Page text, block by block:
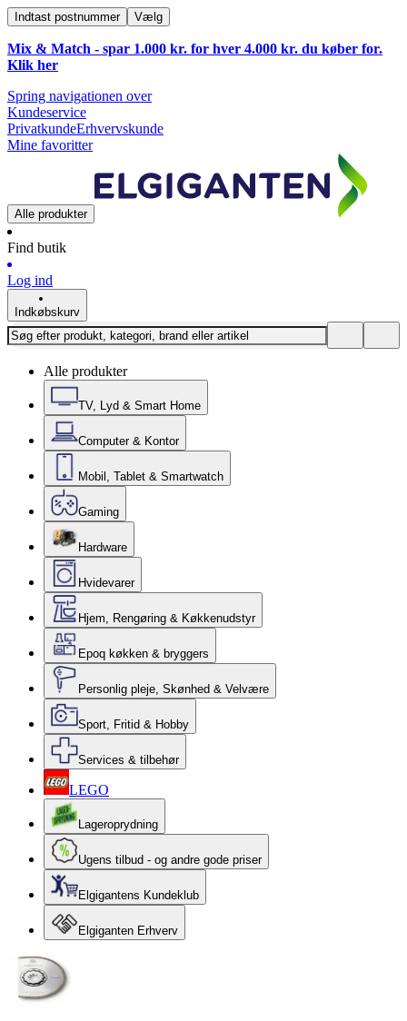
Indtast postnummer Vælg
Mix & Match - spar 1.000 kr. for hver 4.000 kr. du køber for.
Klik her
Spring navigationen over
Kundeservice
PrivatkundeErhvervskunde
Mine favoritter
Alle produkter
Find butik
Log ind
Indkøbskurv
Alle produkter
TV, Lyd & Smart Home
Computer & Kontor
Mobil, Tablet & Smartwatch
Gaming
Hardware
Hvidevarer
Hjem, Rengøring & Køkkenudstyr
Epoq køkken & bryggers
Personlig pleje, Skønhed & Velvære
Sport, Fritid & Hobby
Services & tilbehør
LEGO
Lageroprydning
Ugens tilbud - og andre gode priser
Elgigantens Kundeklub
Elgiganten Erhverv